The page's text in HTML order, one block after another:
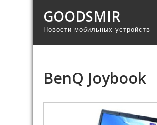
GOODSMIR
Новости мобильных устройств
BenQ Joybook